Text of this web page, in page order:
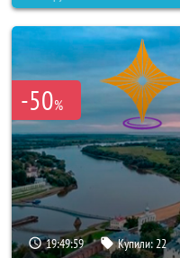
-50%
19:49:57 Купили: 22